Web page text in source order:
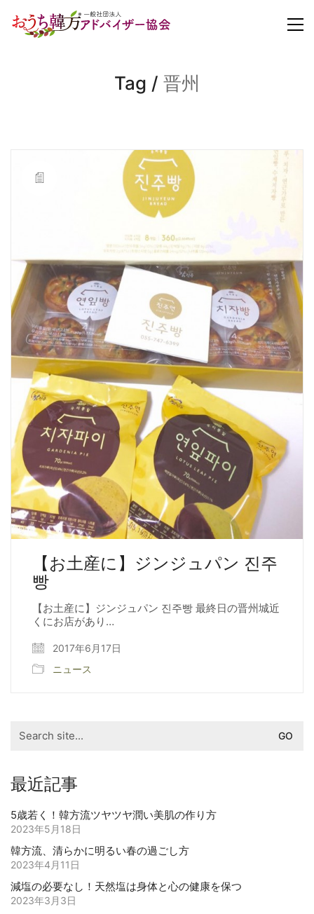
Tag / 晋州
【お土産に】ジンジュパン 진주
빵
【お土産に】ジンジュパン 진주빵 最終日の晋州城近
くにお店があり…
2017年6月17日
ニュース
for:
最近記事
5歳若く！韓方流ツヤツヤ潤い美肌の作り方
2023年5月18日
韓方流、清らかに明るい春の過ごし方
2023年4月11日
減塩の必要なし！天然塩は身体と心の健康を保つ
2023年3月3日